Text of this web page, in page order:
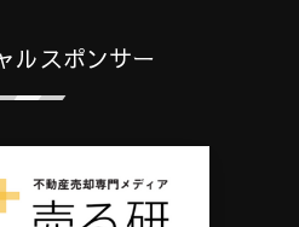
ルスポンサー